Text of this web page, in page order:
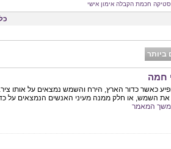
חכמת הקבלה אימון אישי
ביותר
חמה
כאשר כדור הארץ, הירח והשמש נמצאים על אותו
את השמש, או חלק ממנה מעיני האנשים הנמצאים על
המאמר